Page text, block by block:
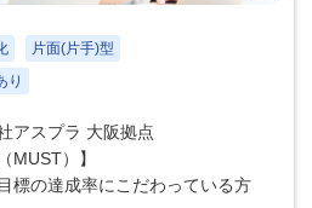
片面(片手)型
り
アスプラ 大阪拠点
MUST）】
標の達成率にこだわっている方